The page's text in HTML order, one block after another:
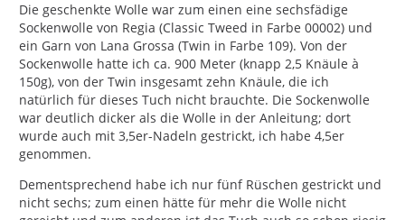
Die geschenkte Wolle war zum einen eine sechsfädige
Sockenwolle von Regia (Classic Tweed in Farbe 00002) und
ein Garn von Lana Grossa (Twin in Farbe 109). Von der
Sockenwolle hatte ich ca. 900 Meter (knapp 2,5 Knäule à
150g), von der Twin insgesamt zehn Knäule, die ich
natürlich für dieses Tuch nicht brauchte. Die Sockenwolle
war deutlich dicker als die Wolle in der Anleitung; dort
wurde auch mit 3,5er-Nadeln gestrickt, ich habe 4,5er
genommen.
Dementsprechend habe ich nur fünf Rüschen gestrickt und
nicht sechs; zum einen hätte für mehr die Wolle nicht